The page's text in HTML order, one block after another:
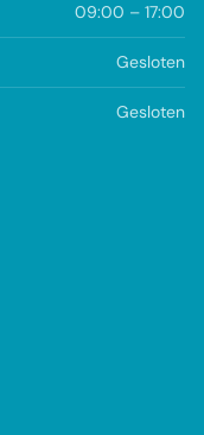
09:00 – 17:00
Gesloten
Gesloten